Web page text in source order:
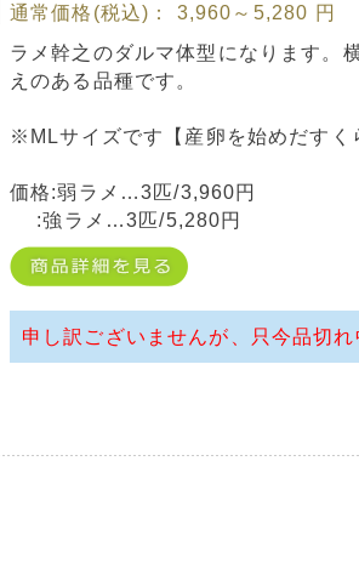
通常価格(税込)： 3,960～5,280 円
ラメ幹之のダルマ体型になります。
えのある品種です。
※MLサイズです【産卵を始めだすく
価格:弱ラメ…3匹/3,960円
:強ラメ…3匹/5,280円
申し訳ございませんが、只今品切